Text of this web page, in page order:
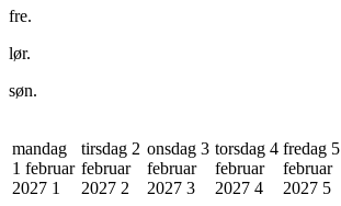
fre.
lør.
søn.
mandag
1 februar
2027 1
tirsdag 2
februar
2027 2
onsdag 3
februar
2027 3
torsdag 4
februar
2027 4
fredag 5
februar
2027 5